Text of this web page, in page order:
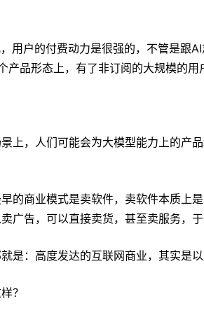
用户的付费动力是很强的，不管是跟
产品形态上，有了非订阅的大规模的用
上，人们可能会为大模型能力上的产
的商业模式是卖软件，卖软件本质上
广告，可以直接卖货，甚至卖服务，
是：高度发达的互联网商业，其实是
？